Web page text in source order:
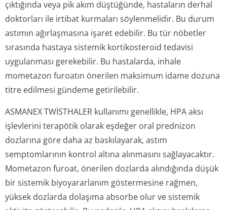
çıktığında veya pik akım düştüğünde, hastaların derhal
doktorları ile irtibat kurmaları söylenmelidir. Bu durum
astımın ağırlaşmasına işaret edebilir. Bu tür nöbetler
sırasında hastaya sistemik kortikosteroid tedavisi
uygulanması gerekebilir. Bu hastalarda, inhale
mometazon furoatın önerilen maksimum idame dozuna
titre edilmesi gündeme getirilebilir.
ASMANEX TWİSTHALER kullanımı genellikle, HPA aksı
işlevlerini terapötik olarak eşdeğer oral prednizon
dozlarına göre daha az baskılayarak, astım
semptomlarının kontrol altına alınmasını sağlayacaktır.
Mometazon furoat, önerilen dozlarda alındığında düşük
bir sistemik biyoyararlanım göstermesine rağmen,
yüksek dozlarda dolaşıma absorbe olur ve sistemik